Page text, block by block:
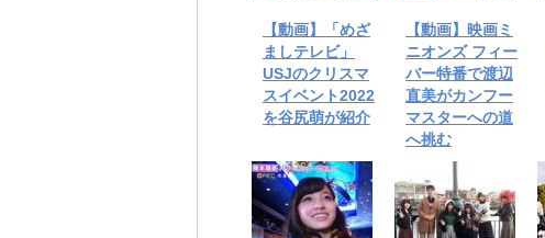
【動画】「めざ
ましテレビ」
USJのクリスマ
スイベント2022
を谷尻萌が紹介
【動画】映画ミ
ニオンズ フィー
バー特番で渡辺
直美がカンフー
マスターへの道
へ挑む